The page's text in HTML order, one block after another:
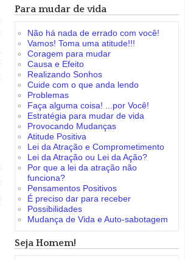
Para mudar de vida
Não há nada de errado com você!
Vamos! Toma uma atitude!!!
Coragem para mudar
Causa e Efeito
Realizando Sonhos
Cuide com o que anda lendo
Problemas
Faça alguma coisa! ...por Você!
Estratégia para mudar de vida
Provocando Mudanças
Atitude Positiva
Lei da Atração e Comprometimento
Lei da Atração ou Lei da Ação?
Por que a lei da atração não
funciona?
Pensamentos Positivos
É preciso dar para receber
Possibilidades
Mudança de Vida e Auto-sabotagem
Seja Homem!